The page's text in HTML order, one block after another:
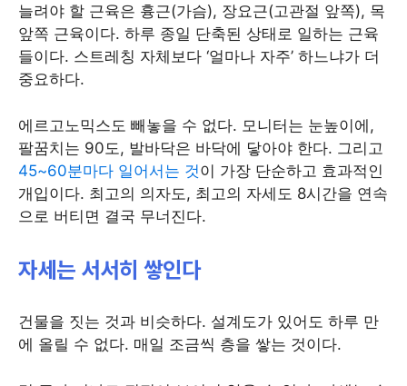
늘려야 할 근육은 흉근(가슴), 장요근(고관절 앞쪽), 목
앞쪽 근육이다. 하루 종일 단축된 상태로 일하는 근육
들이다. 스트레칭 자체보다 ‘얼마나 자주’ 하느냐가 더
중요하다.
에르고노믹스도 빼놓을 수 없다. 모니터는 눈높이에,
팔꿈치는 90도, 발바닥은 바닥에 닿아야 한다. 그리고
45~60분마다 일어서는 것이 가장 단순하고 효과적인
개입이다. 최고의 의자도, 최고의 자세도 8시간을 연속
으로 버티면 결국 무너진다.
자세는 서서히 쌓인다
건물을 짓는 것과 비슷하다. 설계도가 있어도 하루 만
에 올릴 수 없다. 매일 조금씩 층을 쌓는 것이다.